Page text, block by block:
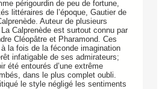
périgourdin de peu de fortune,
littéraires de l’époque, Gautier de
Auteur de plusieurs
Calprenède est surtout connu par
Cléopâtre et Pharamond. Ces
la fois de la féconde imagination
infatigable de ses admirateurs;
été entourés d’une extrême
dans le plus complet oubli.
le style négligé les sentiments